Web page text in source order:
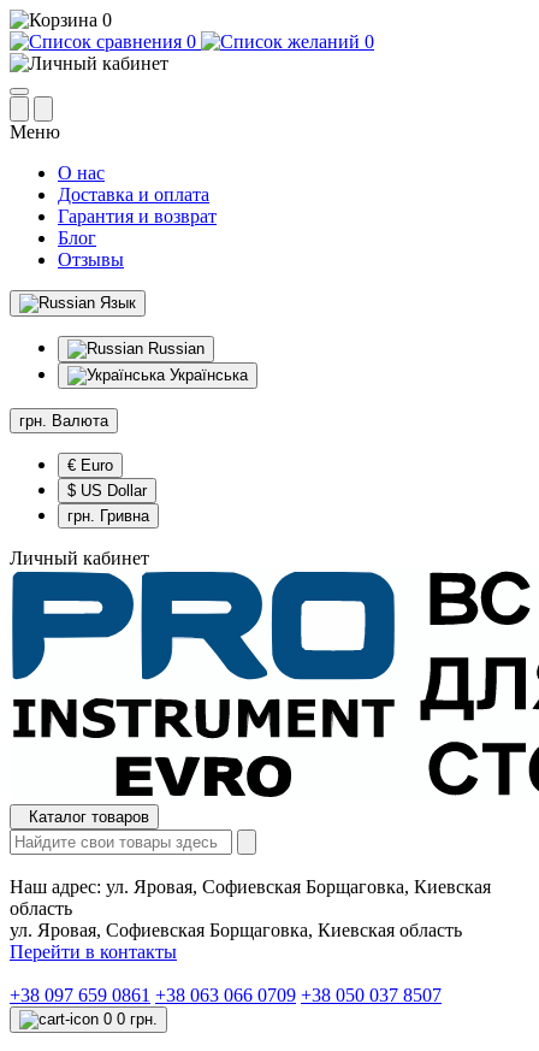
0
0
0
Меню
О нас
Доставка и оплата
Гарантия и возврат
Блог
Отзывы
Язык
Russian
Українська
грн. Валюта
€ Euro
$ US Dollar
грн. Гривна
Личный кабинет
Каталог товаров
Наш адрес: ул. Яровая, Софиевская Борщаговка, Киевская
область
ул. Яровая, Софиевская Борщаговка, Киевская область
Перейти в контакты
+38 097 659 0861 +38 063 066 0709 +38 050 037 8507
0 0 грн.